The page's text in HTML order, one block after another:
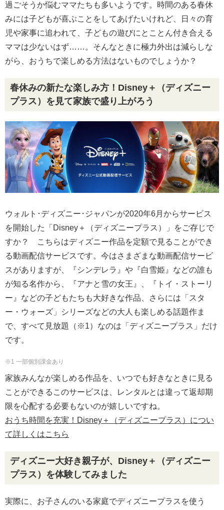
過ごそうか悩むママたちも多いようです。時間のある春休
みには子どもが喜ぶことをしてあげたいけれど、日々の育
児や家事に追われて、子どもの遊びにとことん付き合える
ママは少ないはず……。そんなときに極力外出は減らしな
がら、おうちで楽しめる方法はないものでしょうか？
春休みの新たな楽しみ方！Disney＋（ディズニー
プラス）を見て家族で盛り上がろう
ウォルト･ディズニー･ジャパンが2020年6月からサービス
を開始した「Disney＋（ディズニープラス）」をご存じで
すか？ こちらはディズニー作品を定額で見ることができ
る動画配信サービスです。今はさまざまな動画配信サービ
スがありますが、『シンデレラ』や『白雪姫』などの誰も
が知る名作から、『アナと雪の女王』、『トイ・ストーリ
ー』などの子どもたちも大好きな作品、さらには「スタ
ー・ウォーズ」シリーズなどの大人も楽しめる話題作ま
で、すべて見放題（※1）なのは「ディズニープラス」だけ
です。
※1 一部個別課金あり
家族みんなが楽しめる作品を、いつでも好きなときに見る
ことができるこのサービスは、レンタルとは違って返却期
限を心配する必要もないのが嬉しいですね。
おうち時間を充実！Disney＋（ディズニープラス）につい
て詳しくはこちら
ディズニー大好き親子が、Disney＋（ディズニー
プラス）を体験してみました
実際に、お子さんのいる家庭でディズニープラスを使う